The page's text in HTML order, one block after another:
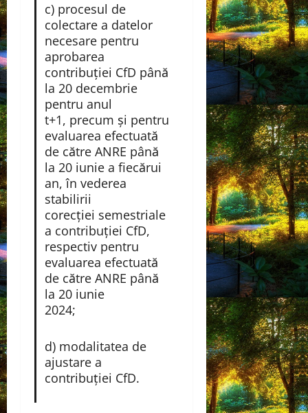
c) procesul de
colectare a datelor
necesare pentru
aprobarea
contribuţiei CfD până
la 20 decembrie
pentru anul
t+1, precum şi pentru
evaluarea efectuată
de către ANRE până
la 20 iunie a fiecărui
an, în vederea
stabilirii
corecţiei semestriale
a contribuţiei CfD,
respectiv pentru
evaluarea efectuată
de către ANRE până
la 20 iunie
2024;
d) modalitatea de
ajustare a
contribuției CfD.